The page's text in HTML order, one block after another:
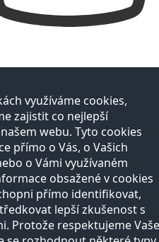
využíváme cookies,
zajistit co nejlepší
webu. Tyto cookies
přímo o Vás, o Vašich
o Vámi využívaném
obsažené v cookies
přímo identifikovat,
lepší zkušenost s
Protože respektujeme Vaše